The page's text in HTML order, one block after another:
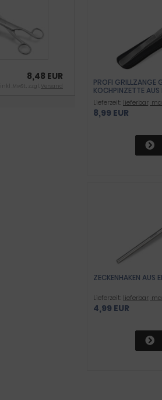
PROFI GRILLZANGE
KOCHPINZETTE AUS
20 CM MIT
AUSFÜHRUNG FÜR
ODER GEMÜSE
Lieferzeit: lieferbar,
8,99 EUR
ZECKENHAKEN AUS
Lieferzeit: lieferbar,
4,99 EUR
8,48 EUR
inkl .MwSt., zzgl. Versand